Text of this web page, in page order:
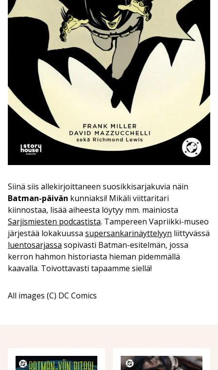
Siinä siis allekirjoittaneen suosikkisarjakuvia näin
Batman-päivän kunniaksi! Mikäli viittaritari
kiinnostaa, lisää aiheesta löytyy mm. mainiosta
Sarjismiesten podcastista. Tampereen Vapriikki-museo
järjestää lokakuussa supersankarinäyttelyyn liittyvässä
luentosarjassa sopivasti Batman-esitelmän, jossa
kerron hahmon historiasta hieman pidemmällä
kaavalla. Toivottavasti tapaamme siellä!
All images (C) DC Comics